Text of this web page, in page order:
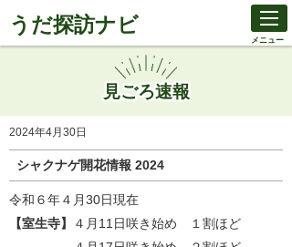
メニュー
うだ探訪ナビ
見ごろ速報
2024年4月30日
シャクナゲ開花情報 2024
令和６年４月30日現在
【室生寺】
４月11日咲き始め １割ほど